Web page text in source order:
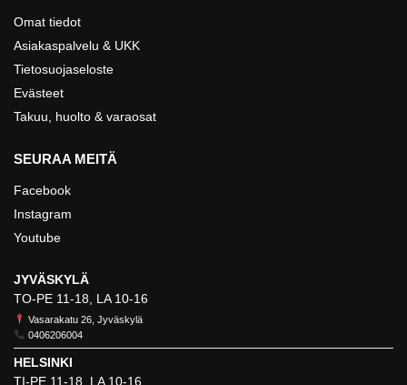
Omat tiedot
Asiakaspalvelu & UKK
Tietosuojaseloste
Evästeet
Takuu, huolto & varaosat
SEURAA MEITÄ
Facebook
Instagram
Youtube
JYVÄSKYLÄ
TO-PE 11-18, LA 10-16
Vasarakatu 26, Jyväskylä
0406206004
HELSINKI
TI-PE 11-18, LA 10-16